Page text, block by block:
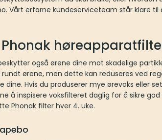
Vårt erfarne kundeserviceteam står klare
også ørene dine mot skadelige
ørene, men dette kan reduseres ved
Hvis du produserer mye ørevoks eller
å inspisere voksfilteret daglig for å sikre
Phonak filter hver 4. uke.